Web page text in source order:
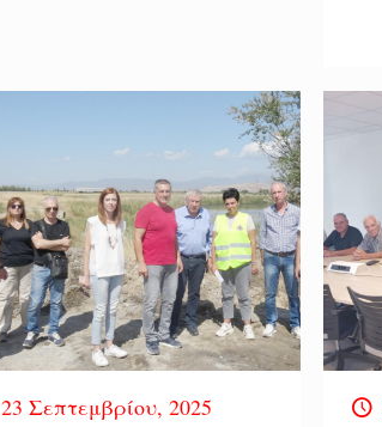
23 Σεπτεμβρίου, 2025